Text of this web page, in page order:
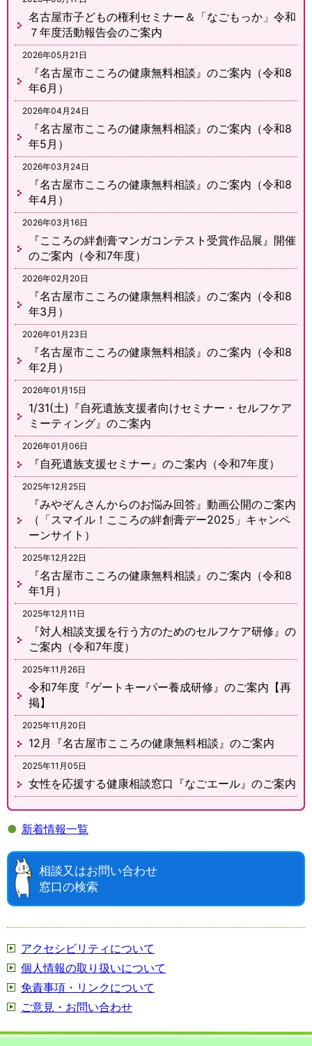
名古屋市子どもの権利セミナー＆「なごもっか」令和
７年度活動報告会のご案内
2026年05月21日
『名古屋市こころの健康無料相談』のご案内（令和8
年6月）
2026年04月24日
『名古屋市こころの健康無料相談』のご案内（令和8
年5月）
2026年03月24日
『名古屋市こころの健康無料相談』のご案内（令和8
年4月）
2026年03月16日
『こころの絆創膏マンガコンテスト受賞作品展』開催
のご案内（令和7年度）
2026年02月20日
『名古屋市こころの健康無料相談』のご案内（令和8
年3月）
2026年01月23日
『名古屋市こころの健康無料相談』のご案内（令和8
年2月）
2026年01月15日
1/31(土)『自死遺族支援者向けセミナー・セルフケア
ミーティング』のご案内
2026年01月06日
『自死遺族支援セミナー』のご案内（令和7年度）
2025年12月25日
『みやぞんさんからのお悩み回答』動画公開のご案内
（「スマイル！こころの絆創膏デー2025」キャンペ
ーンサイト）
2025年12月22日
『名古屋市こころの健康無料相談』のご案内（令和8
年1月）
2025年12月11日
『対人相談支援を行う方のためのセルフケア研修』の
ご案内（令和7年度）
2025年11月26日
令和7年度『ゲートキーパー養成研修』のご案内【再
掲】
2025年11月20日
12月『名古屋市こころの健康無料相談』のご案内
2025年11月05日
女性を応援する健康相談窓口『なごエール』のご案内
● 新着情報一覧
相談又はお問い合わせ
窓口の検索
アクセシビリティについて
個人情報の取り扱いについて
免責事項・リンクについて
ご意見・お問い合わせ